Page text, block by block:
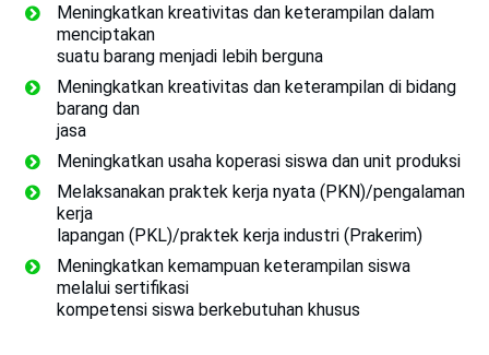
Meningkatkan kreativitas dan keterampilan dalam
menciptakan
suatu barang menjadi lebih berguna
Meningkatkan kreativitas dan keterampilan di bidang
barang dan
jasa
Meningkatkan usaha koperasi siswa dan unit produksi
Melaksanakan praktek kerja nyata (PKN)/pengalaman
kerja
lapangan (PKL)/praktek kerja industri (Prakerim)
Meningkatkan kemampuan keterampilan siswa
melalui sertifikasi
kompetensi siswa berkebutuhan khusus